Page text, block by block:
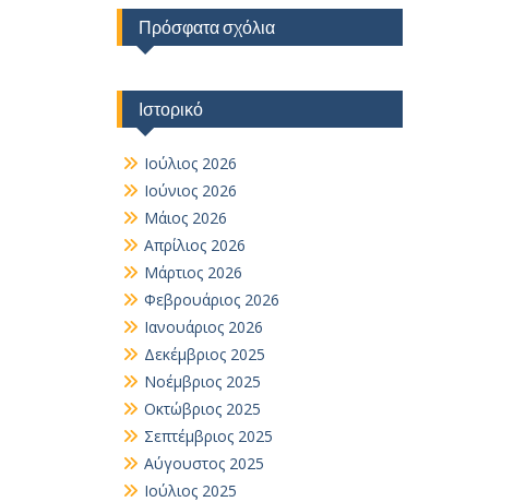
Πρόσφατα σχόλια
Ιστορικό
Ιούλιος 2026
Ιούνιος 2026
Μάιος 2026
Απρίλιος 2026
Μάρτιος 2026
Φεβρουάριος 2026
Ιανουάριος 2026
Δεκέμβριος 2025
Νοέμβριος 2025
Οκτώβριος 2025
Σεπτέμβριος 2025
Αύγουστος 2025
Ιούλιος 2025